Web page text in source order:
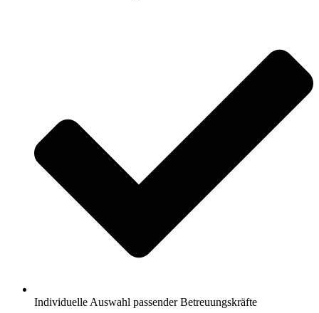
Individuelle Auswahl passender Betreuungskräfte